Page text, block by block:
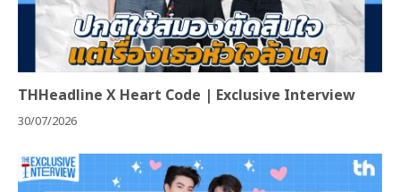
THHeadline X Heart Code | Exclusive Interview
30/07/2026